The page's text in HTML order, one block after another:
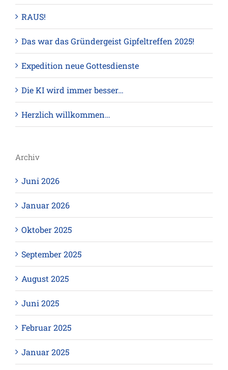
RAUS!
Das war das Gründergeist Gipfeltreffen 2025!
Expedition neue Gottesdienste
Die KI wird immer besser…
Herzlich willkommen…
Archiv
Juni 2026
Januar 2026
Oktober 2025
September 2025
August 2025
Juni 2025
Februar 2025
Januar 2025